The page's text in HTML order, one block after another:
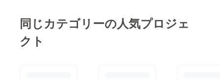
そんな大衆化したスー
境知らずの音楽雑誌」
の名が廃ります。笑
同じカテゴリーの人気プロジェ
クト